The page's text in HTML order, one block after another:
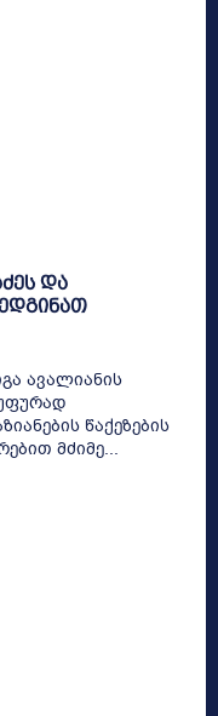
და
ავალიანის
წაქეზების
მძიმე...